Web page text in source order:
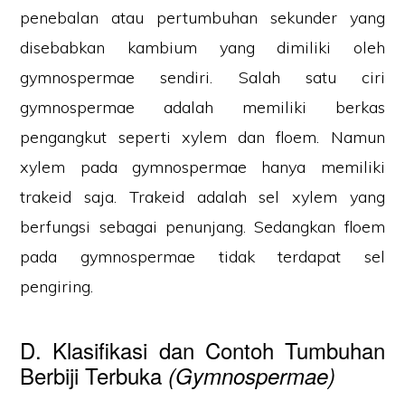
penebalan atau pertumbuhan sekunder yang
disebabkan kambium yang dimiliki oleh
gymnospermae sendiri. Salah satu ciri
gymnospermae adalah memiliki berkas
pengangkut seperti xylem dan floem. Namun
xylem pada gymnospermae hanya memiliki
trakeid saja. Trakeid adalah sel xylem yang
berfungsi sebagai penunjang. Sedangkan floem
pada gymnospermae tidak terdapat sel
pengiring.
D. Klasifikasi dan Contoh Tumbuhan
Berbiji Terbuka (Gymnospermae)